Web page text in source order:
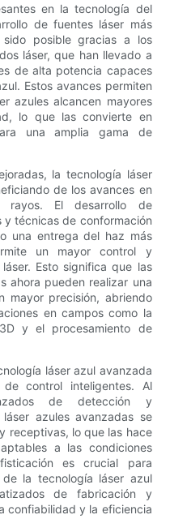
en la tecnología del
de fuentes láser más
posible gracias a los
láser, que han llevado a
de alta potencia capaces
Estos avances permiten
azules alcancen mayores
lo que las convierte en
una amplia gama de
la tecnología láser
de los avances en
rayos. El desarrollo de
técnicas de conformación
una entrega del haz más
un mayor control y
Esto significa que las
ahora pueden realizar una
mayor precisión, abriendo
en campos como la
y el procesamiento de
láser azul avanzada
control inteligentes. Al
de detección y
azules avanzadas se
receptivas, lo que las hace
a las condiciones
es crucial para
la tecnología láser azul
de fabricación y
confiabilidad y la eficiencia